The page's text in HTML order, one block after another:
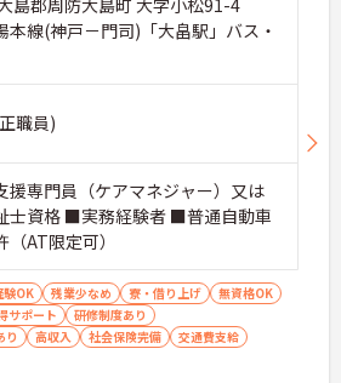
島郡周防大島町 大字小松91-4
本線(神戸－門司)「大畠駅」バス・
職員)
専門員（ケアマネジャー）又は
士資格 ■実務経験者 ■普通自動車
AT限定可）
験OK 残業少なめ 寮・借り上げ
無資格OK
サポート
研修制度あり
り
高収入 社会保険完備
交通費支給